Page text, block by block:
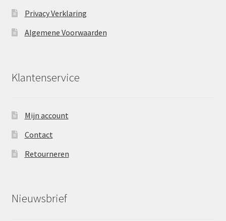
Privacy Verklaring
Algemene Voorwaarden
Klantenservice
Mijn account
Contact
Retourneren
Nieuwsbrief